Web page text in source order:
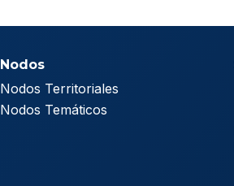
Nodos
Nodos Territoriales
Nodos Temáticos